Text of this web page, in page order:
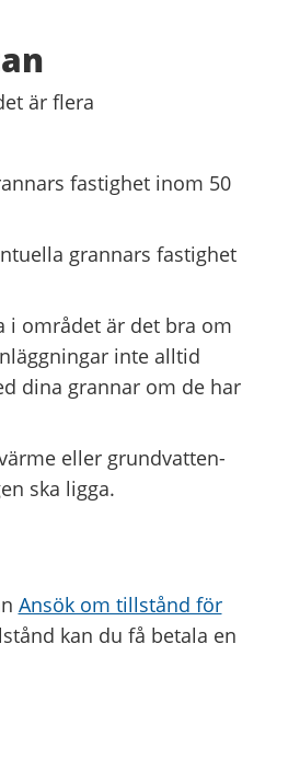
är flera
fastighet inom 50
grannars fastighet
i området är det bra om
inte alltid
dina grannar om de har
eller grundvatten­
ska ligga.
Ansök om tillstånd för
kan du få betala en